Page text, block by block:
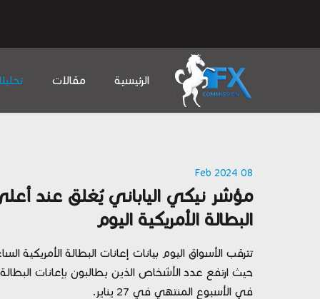
الرئيسية مقالات
08 Feb 2024
مؤشر نيكي الياباني يُغلق عند
البطالة الأمريكية اليوم
في الأسبوع المنتهي في 27 يناير.